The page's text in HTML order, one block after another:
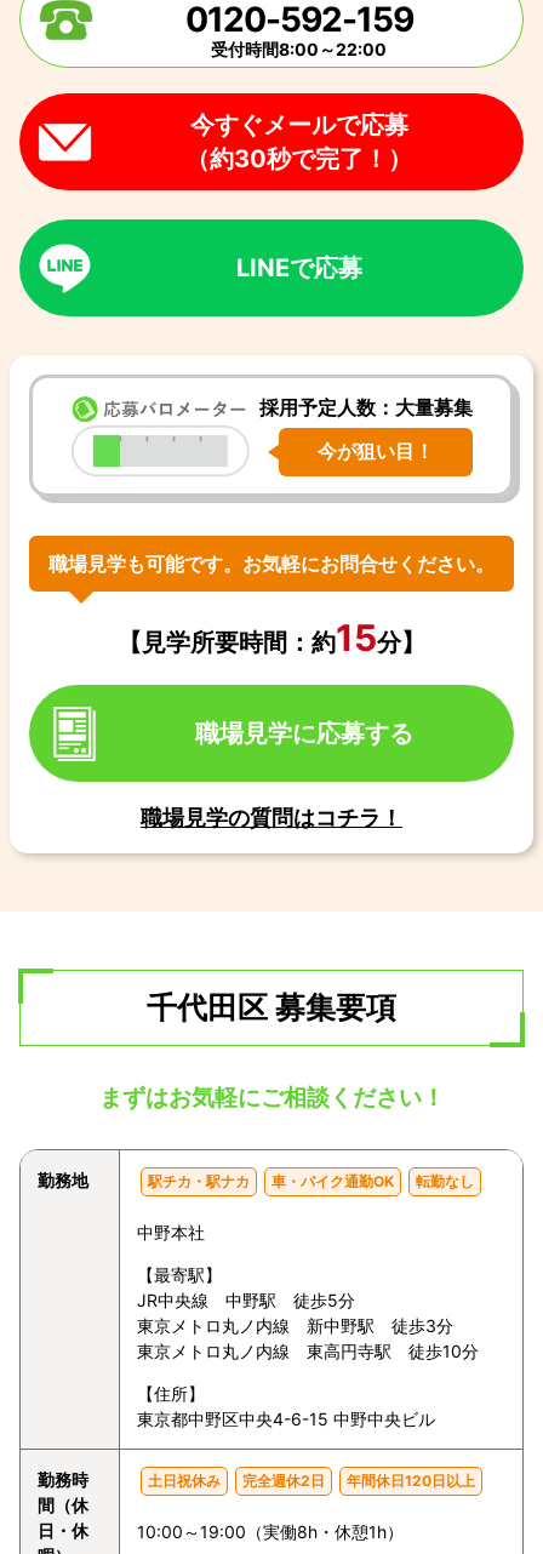
0120-592-159
受付時間8:00～22:00
今すぐメールで応募
（約30秒で完了！）
LINEで応募
採用予定人数：大量募集
今が狙い目！
職場見学も可能です。お気軽にお問合せください。
【見学所要時間：約15分】
職場見学に応募する
職場見学の質問はコチラ！
千代田区 募集要項
まずはお気軽にご相談ください！
勤務地 駅チカ・駅ナカ 車・バイク通勤OK 転勤なし
中野本社
【最寄駅】
JR中央線 中野駅 徒歩5分
東京メトロ丸ノ内線 新中野駅 徒歩3分
東京メトロ丸ノ内線 東高円寺駅 徒歩10分
【住所】
東京都中野区中央4-6-15 中野中央ビル
勤務時
間（休
日・休
土日祝休み 完全週休2日 年間休日120日以上
10:00～19:00（実働8h・休憩1h）